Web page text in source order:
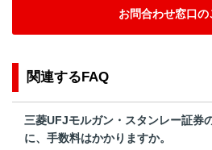
お問合わせ窓口の
関連するFAQ
三菱UFJモルガン・スタンレー証券
に、手数料はかかりますか。